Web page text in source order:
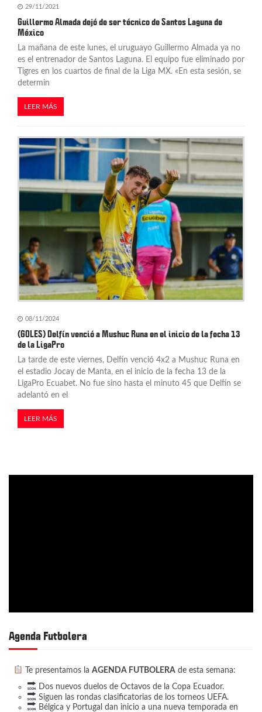
29/11/2021
Guillermo Almada dejó de ser técnico de Santos Laguna de
México
La mañana de este lunes, el uruguayo Guillermo Almada ya no
es el entrenador de Santos Laguna. El equipo fue eliminado por
Tigres en los cuartos de final de la Liga MX. «En esta sesión, se
determin
LEER MÁS
08/11/2024
(GOLES) Delfín venció a Mushuc Runa en el inicio de la fecha 13
de la LigaPro
La tarde de este viernes, Delfín venció 4x2 a Mushuc Runa en
el estadio Jocay de Manta, en el inicio de la fecha 13 de la
LigaPro Ecuabet. No fue sino hasta el minuto 45 que Delfín se
adelantó en el
LEER MÁS
Agenda Futbolera
Te presentamos la AGENDA FUTBOLERAde esta semana:
Dos nuevos duelos de Octavos de la Copa Ecuador.
Siguen las rondas clasificatorias de los torneos UEFA.
Bélgica y Portugal dan inicio a una nueva temporada en